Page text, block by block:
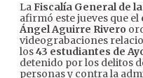
LaFiscalía General de
afirmó este jueves que el
Ángel Aguirre Rivero
videograbaciones
los43 estudiantes de
detenido por los delitos
personas y contra la